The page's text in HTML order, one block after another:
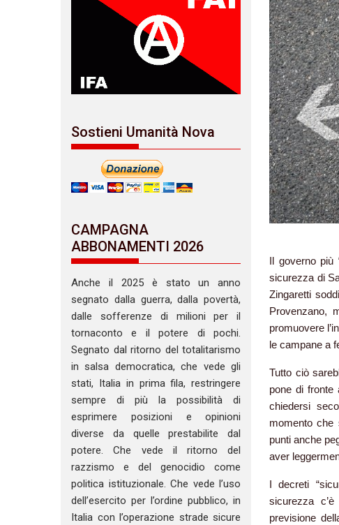
Il governo più
sicurezza di
Zingaretti
Provenzano,
promuovere
le campane a
Tutto ciò
pone di fronte
chiedersi
momento che
punti anche
aver
I decreti
sicurezza
previsione
Sostieni Umanità Nova
CAMPAGNA
ABBONAMENTI 2026
Anche il 2025 è stato un anno
segnato dalla guerra, dalla povertà,
dalle sofferenze di milioni per il
tornaconto e il potere di pochi.
Segnato dal ritorno del totalitarismo
in salsa democratica, che vede gli
stati, Italia in prima fila, restringere
sempre di più la possibilità di
esprimere posizioni e opinioni
diverse da quelle prestabilite dal
potere. Che vede il ritorno del
razzismo e del genocidio come
politica istituzionale. Che vede l’uso
dell’esercito per l’ordine pubblico, in
Italia con l’operazione strade sicure